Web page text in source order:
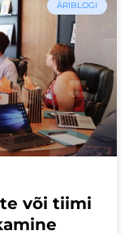
ÄRIBLOGI
või tiimi